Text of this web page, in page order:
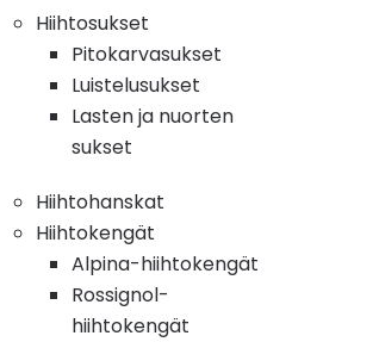
Hiihtosukset
Pitokarvasukset
Luistelusukset
Lasten ja nuorten
sukset
Hiihtohanskat
Hiihtokengät
Alpina-hiihtokengät
Rossignol-
hiihtokengät